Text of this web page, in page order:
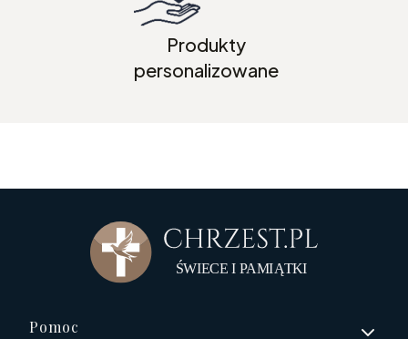
Produkty
personalizowane
Linki w stopce
Pomoc